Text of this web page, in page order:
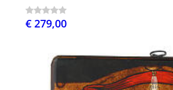
€ 279,00